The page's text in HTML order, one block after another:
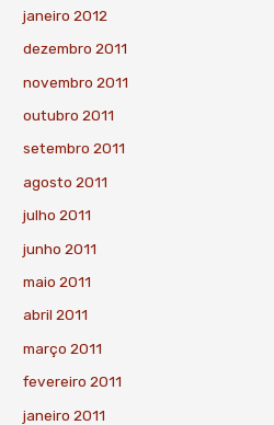
janeiro 2012
dezembro 2011
novembro 2011
outubro 2011
setembro 2011
agosto 2011
julho 2011
junho 2011
maio 2011
abril 2011
março 2011
fevereiro 2011
janeiro 2011